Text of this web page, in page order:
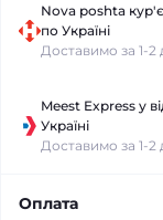
Nova poshta
по Україні
Доставимо за 1-2
Meest Express у
Україні
Доставимо за 1-2
Оплата